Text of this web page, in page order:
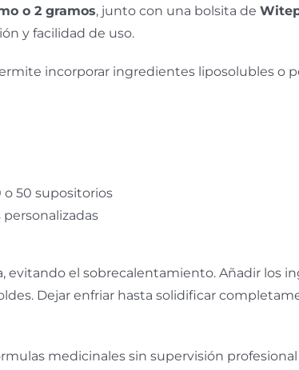
o 2 gramos, junto con una bolsita de
y facilidad de uso.
incorporar ingredientes liposolubles o
o 50 supositorios
el sobrecalentamiento. Añadir los
Dejar enfriar hasta solidificar
medicinales sin supervisión